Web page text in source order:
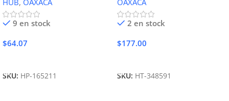
HUB, OAXACA
9 en stock
$64.07
SKU: HP-165211
OAXACA
2 en stock
$177.00
SKU: HT-348591